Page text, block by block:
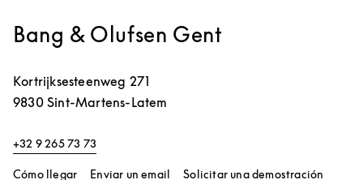
Bang & Olufsen Gent
Kortrijksesteenweg 271
9830 Sint-Martens-Latem
+32 9 265 73 73
Cómo llegarLink Opens in New Tab
Enviar un email Solicitar una demostración